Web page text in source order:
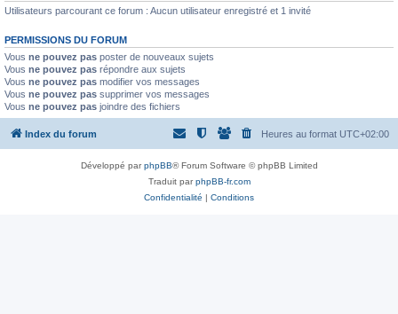
Utilisateurs parcourant ce forum : Aucun utilisateur enregistré et 1 invité
PERMISSIONS DU FORUM
Vous ne pouvez pas poster de nouveaux sujets
Vous ne pouvez pas répondre aux sujets
Vous ne pouvez pas modifier vos messages
Vous ne pouvez pas supprimer vos messages
Vous ne pouvez pas joindre des fichiers
Index du forum Heures au format UTC+02:00
Développé parphpBB® Forum Software © phpBB Limited
Traduit parphpBB-fr.com
Confidentialité | Conditions